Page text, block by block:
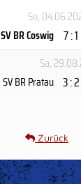
So,
SV BR Coswig 7 : 1
Sa,
SV BR Pratau 3 : 2
Zurück